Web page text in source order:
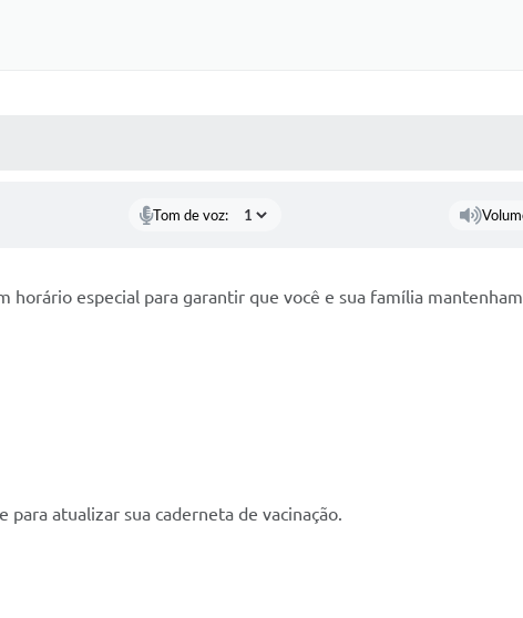
Tom de voz:
horário especial para garantir que você e sua família
para atualizar sua caderneta de vacinação.